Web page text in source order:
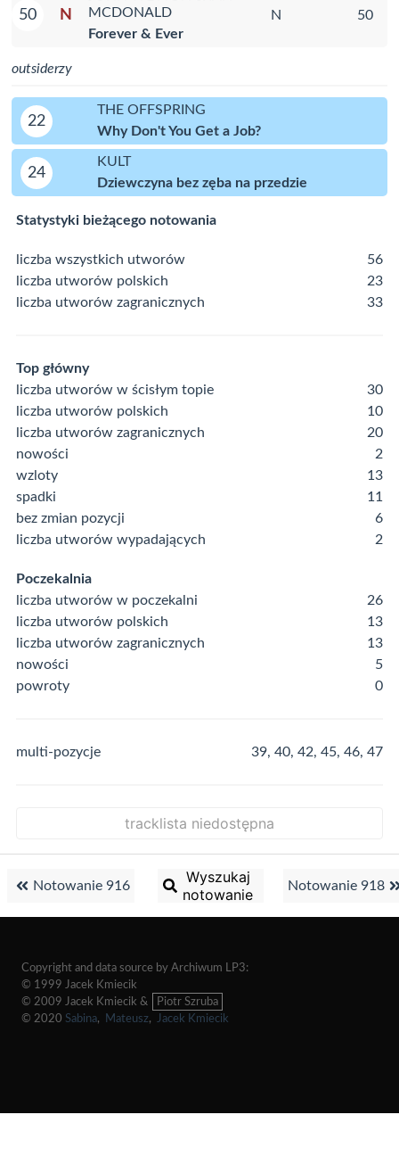
50 N
MCDONALD
Forever & Ever
N 50
outsiderzy
22
THE OFFSPRING
Why Don't You Get a Job?
24
KULT
Dziewczyna bez zęba na przedzie
Statystyki bieżącego notowania
liczba wszystkich utworów
56
liczba utworów polskich
23
liczba utworów zagranicznych
33
Top główny
liczba utworów w ścisłym topie
30
liczba utworów polskich
10
liczba utworów zagranicznych
20
nowości
2
wzloty
13
spadki
11
bez zmian pozycji
6
liczba utworów wypadających
2
Poczekalnia
liczba utworów w poczekalni
26
liczba utworów polskich
13
liczba utworów zagranicznych
13
nowości
5
powroty
0
multi-pozycje 39, 40, 42, 45, 46, 47
tracklista niedostępna
Notowanie 916
Wyszukaj
notowanie
Notowanie 918
Copyright and data source by Archiwum LP3:
© 1999 Jacek Kmiecik
© 2009 Jacek Kmiecik &
Piotr Szruba
© 2020 Sabina, Mateusz, Jacek Kmiecik